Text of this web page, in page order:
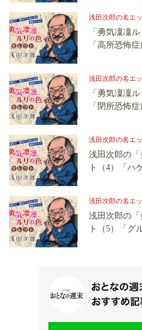
浅田次郎の名エ
「勇気凜凜
「高所恐怖症
浅田次郎の名エ
「勇気凜凜
「閉所恐怖症
浅田次郎の名エ
浅田次郎の
ト（4）「ハ
浅田次郎の名エ
浅田次郎の
ト（5）「グ